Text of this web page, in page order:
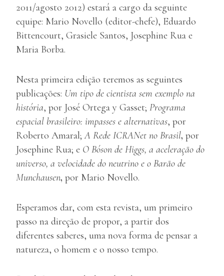
2011/agosto 2012) estará a cargo da seguinte
equipe: Mario Novello (editor-chefe), Eduardo
Bittencourt, Grasiele Santos, Josephine Rua e
Maria Borba.
Nesta primeira edição teremos as seguintes
publicações: Um tipo de cientista sem exemplo na
história, por José Ortega y Gasset; Programa
espacial brasileiro: impasses e alternativas, por
Roberto Amaral;A Rede ICRANet no Brasil, por
Josephine Rua; e O Bóson de Higgs, a aceleração do
universo, a velocidade do neutrino e o Barão de
Munchausen, por Mario Novello.
Esperamos dar, com esta revista, um primeiro
passo na direção de propor, a partir dos
diferentes saberes, uma nova forma de pensar a
natureza, o homem e o nosso tempo.